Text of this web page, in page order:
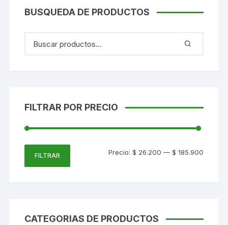
BUSQUEDA DE PRODUCTOS
FILTRAR POR PRECIO
Precio
Precio
FILTRAR Precio: $ 26.200 — $ 185.900
CATEGORIAS DE PRODUCTOS